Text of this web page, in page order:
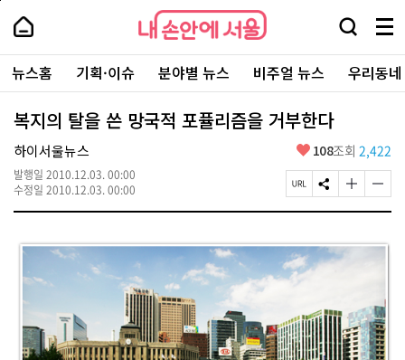
본
로
가
내
손
안
에
서
울
-
서
울
시
대
표
소
포
털
내
손
에
울
검
창
열
기
메
뉴
전
체
보
주
요
서
뉴스홈 기획·이슈 분야별 뉴스 비주얼 뉴스 우리동
복지의 탈을 쓴 망국적 포퓰리즘을 거부한다
하이서울뉴스
발행일 2010.12.03. 00:00
수정일 2010.12.03. 00:00
좋
요
108조회 2,422
페
이
R
L
복
S
N
유
하
글
자
크
하
기
글
자
작
경
하
기
페
상
단
로